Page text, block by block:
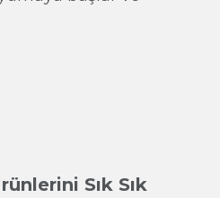
Sık Sık